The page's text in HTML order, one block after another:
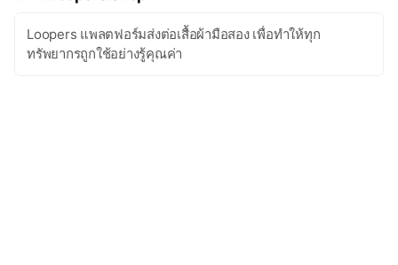
Loopers แพลตฟอร์มส่งต่อเสื้อผ้ามือสอง เพื่อทำให้ทุก
ทรัพยากรถูกใช้อย่างรู้คุณค่า